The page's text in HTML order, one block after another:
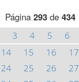
Página 293de 434
3 4 5 6
14 15 16 17
24 25 26 27